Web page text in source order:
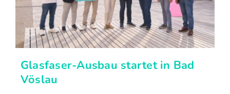
Glasfaser-Ausbau startet in Bad
Vöslau